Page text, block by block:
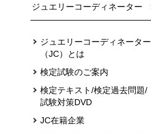
ジュエリーコーディネーター
ジュエリーコーディネーター
（JC）とは
検定試験のご案内
検定テキスト/検定過去問題/
試験対策DVD
JC在籍企業